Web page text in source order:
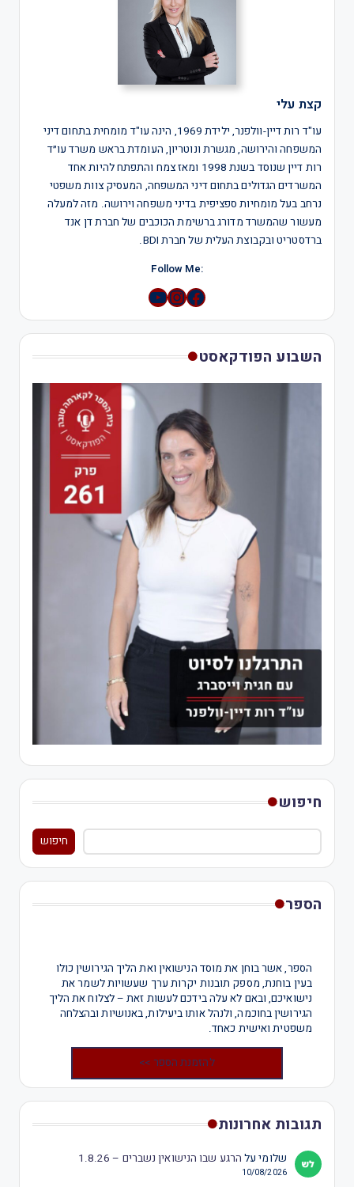
קצת עלי
עו"ד רות דיין-וולפנר, ילידת 1969, הינה עו"ד מומחית בתחום דיני
המשפחה והירושה, מגשרת ונוטריון, העומדת בראש משרד עו״ד
רות דיין שנוסד בשנת 1998 ומאז צמח והתפתח להיות אחד
המשרדים הגדולים בתחום דיני המשפחה, המעסיק צוות משפטי
נרחב בעל מומחיות ספציפית בדיני משפחה וירושה. מזה למעלה
מעשור שהמשרד מדורג ברשימת הכוכבים של חברת דן אנד
ברדסטריט ובקבוצת העלית של חברת BDI.
:Follow Me
Instagram
YouTube
השבוע הפודקאסט
חיפוש
חיפוש
הספר
הספר, אשר בוחן את מוסד הנישואין ואת הליך הגירושין כולו
בעין בוחנת, מספק תובנות יקרות ערך שעשויות לשמר את
נישואיכם, ובאם לא עלה בידכם לעשות זאת – לצלוח את הליך
הגירושין בחוכמה, ולנהל אותו ביעילות, באנושיות ובהצלחה
משפטית ואישית כאחד.
להזמנת הספר >>
תגובות אחרונות
שלומיעל הרגע שבו הנישואין נשברים – 1.8.26
10/08/2026